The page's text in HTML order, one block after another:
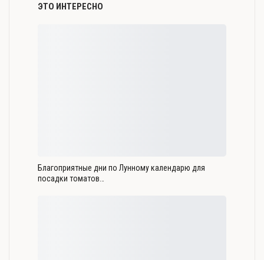
ЭТО ИНТЕРЕСНО
Благоприятные дни по Лунному календарю для
посадки томатов…